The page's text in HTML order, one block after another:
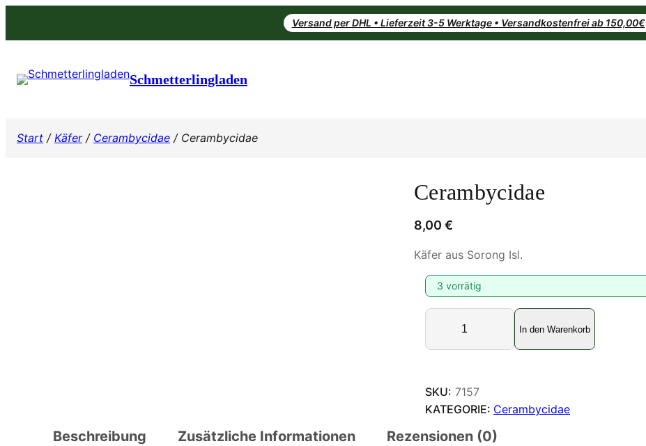
Versand per DHL • Lieferzeit 3-5 Werktage • Versandkostenfrei ab 150,00€
Schmetterlingladen
Start / Käfer/ Cerambycidae / Cerambycidae
Cerambycidae
8,00 €
Käfer aus Sorong Isl.
3 vorrätig
C
r
m
b
c
In den Warenkorb
SKU: 7157
KATEGORIE: Cerambycidae
Beschreibung Zusätzliche Informationen Rezensionen (0)